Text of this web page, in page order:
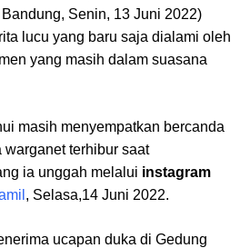
Senin, 13 Juni 2022)
lucu yang baru saja dialami oleh
yang masih dalam suasana
masih menyempatkan bercanda
warganet terhibur saat
ia unggah melalui instagram
, Selasa,14 Juni 2022.
ucapan duka di Gedung